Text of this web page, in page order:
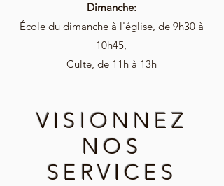
Dimanche:
École du dimanche à l'église, de 9h30 à
10h45,
Culte, de 11h à 13h
VISIONNEZ
NOS
SERVICES